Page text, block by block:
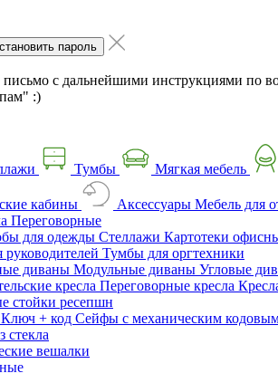
пароль
с дальнейшими инструкциями по
:)
Тумбы Мягкая мебель
кабины Аксессуары Мебель для
Переговорные
для одежды Стеллажи Картотеки
Тумбы для оргтехники
диваны Модульные диваны Угловые
кресла Переговорные кресла
стойки ресепшн
Ключ + код Сейфы с механическим
стекла
вешалки